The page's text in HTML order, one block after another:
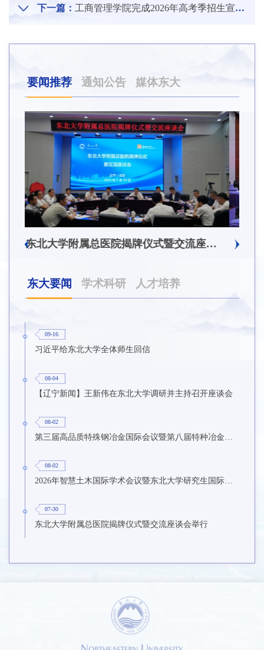
下一篇： 工商管理学院完成2026年高考季招生宣传专项工作
要闻推荐 通知公告 媒体东大
东北大学附属总医院揭牌仪式暨交流座谈会举行
东大要闻 学术科研 人才培养
09-16
习近平给东北大学全体师生回信
08-04
【辽宁新闻】王新伟在东北大学调研并主持召开座谈会
08-02
08-02
2026年智慧土木国际学术会议暨东北大学研究生国际暑期学校第九期在东北大学召开
07-30
东北大学附属总医院揭牌仪式暨交流座谈会举行